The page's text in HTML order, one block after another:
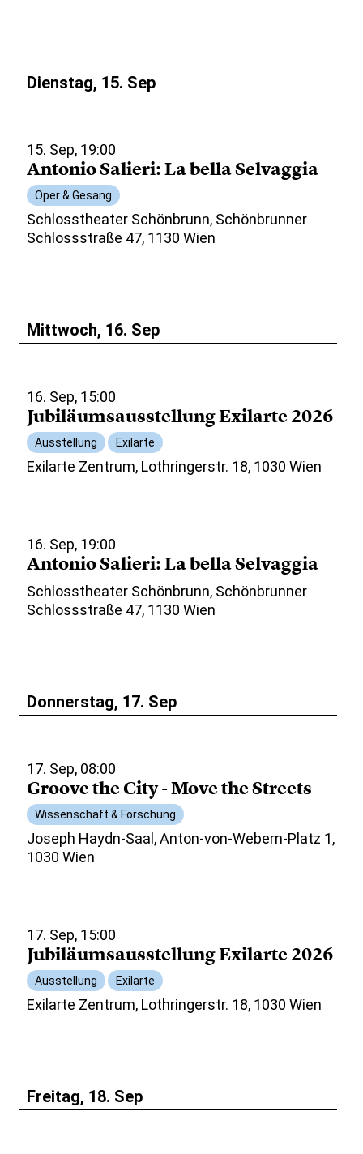
Dienstag, 15. Sep
15. Sep, 19:00
Antonio Salieri: La bella Selvaggia
Oper & Gesang
Schlosstheater Schönbrunn, Schönbrunner
Schlossstraße 47, 1130 Wien
Mittwoch, 16. Sep
16. Sep, 15:00
Jubiläumsausstellung Exilarte 2026
Ausstellung Exilarte
Exilarte Zentrum, Lothringerstr. 18, 1030 Wien
16. Sep, 19:00
Antonio Salieri: La bella Selvaggia
Schlosstheater Schönbrunn, Schönbrunner
Schlossstraße 47, 1130 Wien
Donnerstag, 17. Sep
17. Sep, 08:00
Groove the City - Move the Streets
Wissenschaft & Forschung
Joseph Haydn-Saal, Anton-von-Webern-Platz 1,
1030 Wien
17. Sep, 15:00
Jubiläumsausstellung Exilarte 2026
Ausstellung Exilarte
Exilarte Zentrum, Lothringerstr. 18, 1030 Wien
Freitag, 18. Sep